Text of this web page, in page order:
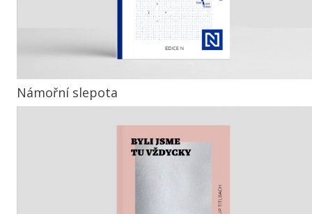
Námořní slepota